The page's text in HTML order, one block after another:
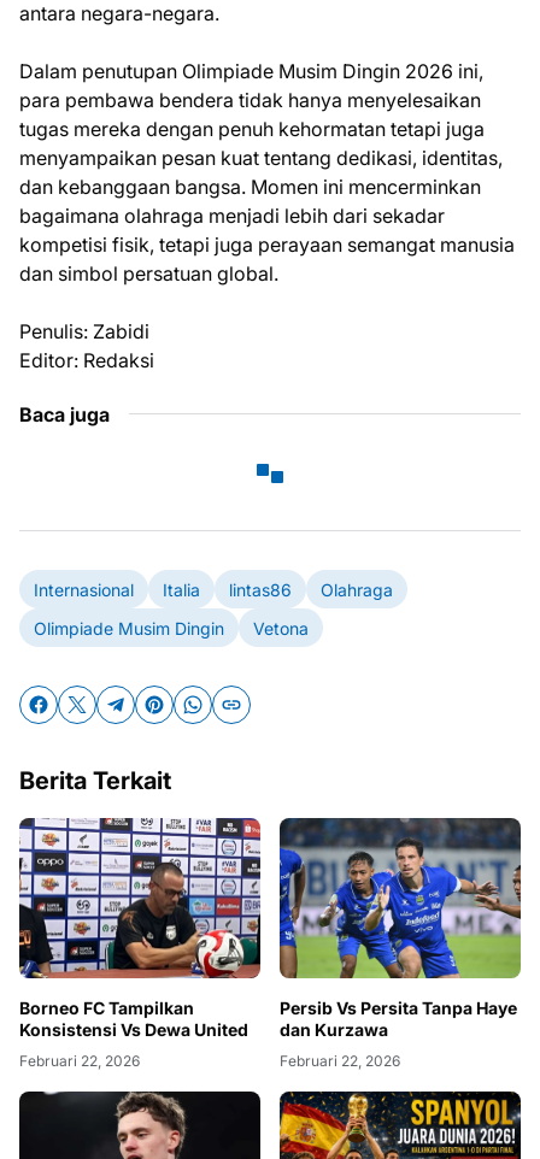
antara negara-negara.
Dalam penutupan Olimpiade Musim Dingin 2026 ini,
para pembawa bendera tidak hanya menyelesaikan
tugas mereka dengan penuh kehormatan tetapi juga
menyampaikan pesan kuat tentang dedikasi, identitas,
dan kebanggaan bangsa. Momen ini mencerminkan
bagaimana olahraga menjadi lebih dari sekadar
kompetisi fisik, tetapi juga perayaan semangat manusia
dan simbol persatuan global.
Penulis: Zabidi
Editor: Redaksi
Baca juga
Internasional Italia lintas86
Olahraga
Olimpiade Musim Dingin
Vetona
Berita Terkait
Borneo FC Tampilkan
Konsistensi Vs Dewa United
Februari 22, 2026
Persib Vs Persita Tanpa Haye
dan Kurzawa
Februari 22, 2026